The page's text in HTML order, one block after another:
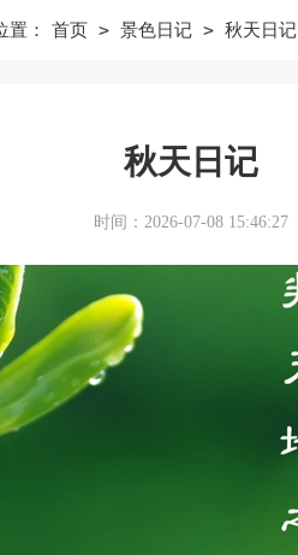
置： 首页 > 景色日记 > 秋天日记
秋天日记
时间：2026-07-08 15:46:27